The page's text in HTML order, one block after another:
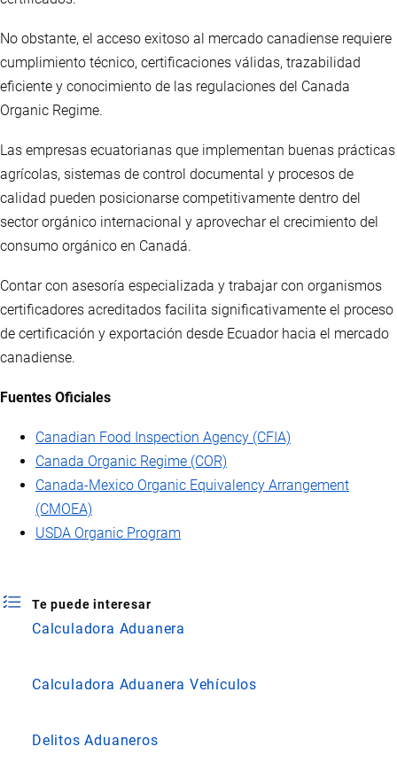
No obstante, el acceso exitoso al mercado canadiense requiere
cumplimiento técnico, certificaciones válidas, trazabilidad
eficiente y conocimiento de las regulaciones del Canada
Organic Regime.
Las empresas ecuatorianas que implementan buenas prácticas
agrícolas, sistemas de control documental y procesos de
calidad pueden posicionarse competitivamente dentro del
sector orgánico internacional y aprovechar el crecimiento del
consumo orgánico en Canadá.
Contar con asesoría especializada y trabajar con organismos
certificadores acreditados facilita significativamente el proceso
de certificación y exportación desde Ecuador hacia el mercado
canadiense.
Fuentes Oficiales
Canadian Food Inspection Agency (CFIA)
Canada Organic Regime (COR)
Canada-Mexico Organic Equivalency Arrangement
(CMOEA)
USDA Organic Program
Te puede interesar
Calculadora Aduanera
Calculadora Aduanera Vehículos
Delitos Aduaneros